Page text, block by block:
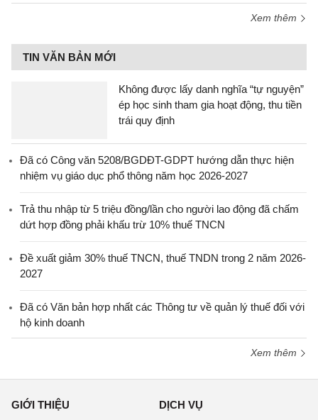
Xem thêm
TIN VĂN BẢN MỚI
Không được lấy danh nghĩa “tự nguyện”
ép học sinh tham gia hoạt động, thu tiền
trái quy định
Đã có Công văn 5208/BGDĐT-GDPT hướng dẫn thực hiện
nhiệm vụ giáo dục phổ thông năm học 2026-2027
Trả thu nhập từ 5 triệu đồng/lần cho người lao động đã chấm
dứt hợp đồng phải khấu trừ 10% thuế TNCN
Đề xuất giảm 30% thuế TNCN, thuế TNDN trong 2 năm 2026-
2027
Đã có Văn bản hợp nhất các Thông tư về quản lý thuế đối với
hộ kinh doanh
Xem thêm
GIỚI THIỆU DỊCH VỤ